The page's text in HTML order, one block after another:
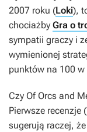
2007 roku (Loki),
chociażby Gra o
sympatii graczy i
wymienionej
punktów na 100 w
Czy Of Orcs and
Pierwsze recenzje
sugerują raczej,